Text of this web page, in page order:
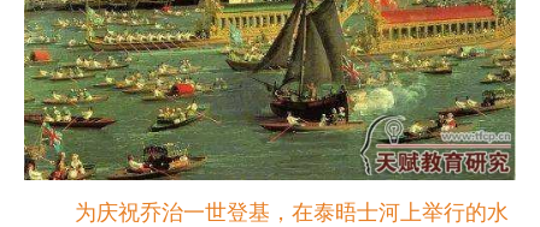
为庆祝乔治一世登基，在泰晤士河上举行的水